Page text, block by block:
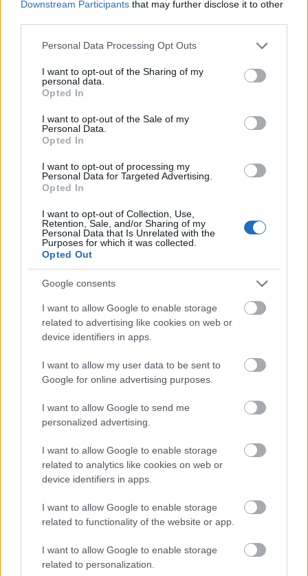
Downstream Participants that may further disclose it to other
Please note that this website/app uses one or more Google
not limited to your visit or usage behaviour. You may click to
grant or deny consent to Google and its third-party tags to
use your data for below specified purposes in below Google
consent section.
Personal Data Processing Opt Outs
I want to opt-out of the Sharing of my
personal data.
Opted In
I want to opt-out of the Sale of my
Personal Data.
Opted In
I want to opt-out of processing my
Personal Data for Targeted Advertising.
Opted In
I want to opt-out of Collection, Use,
Retention, Sale, and/or Sharing of my
Personal Data that Is Unrelated with the
Purposes for which it was collected.
Opted Out
Google consents
I want to allow Google to enable storage
related to advertising like cookies on web or
device identifiers in apps.
I want to allow my user data to be sent to
Google for online advertising purposes.
I want to allow Google to send me
personalized advertising.
I want to allow Google to enable storage
related to analytics like cookies on web or
device identifiers in apps.
I want to allow Google to enable storage
related to functionality of the website or app.
I want to allow Google to enable storage
related to personalization.